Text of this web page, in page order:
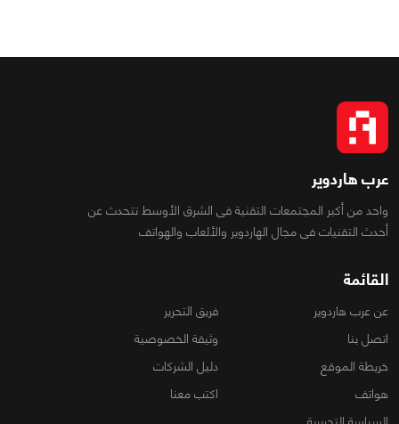
عرب هاردوير
واحد من أكبر المجتمعات التقنية فى الشرق الأوسط تتحدث عن
أحدث التقنيات فى مجال الهاردوير والألعاب والهواتف
القائمة
عن عرب هاردوير
فريق التحرير
اتصل بنا
وثيقة الخصوصية
خريطة الموقع
دليل الشركات
هواتف
اكتب معنا